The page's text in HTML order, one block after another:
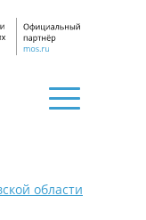
области